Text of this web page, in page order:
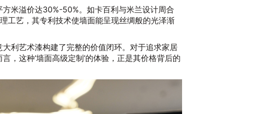
米溢价达30%-50%。如卡百利与米兰设计周合
工艺，其专利技术使墙面能呈现丝绸般的光泽渐
利艺术漆构建了完整的价值闭环。对于追求家居
，这种‘墙面高级定制’的体验，正是其价格背后的